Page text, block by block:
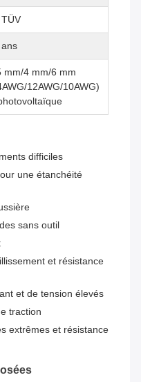
mm/4 mm/6 mm
12AWG/10AWG)
difficiles
une étanchéité
sans outil
et résistance
et de tension élevés
traction
extrêmes et résistance